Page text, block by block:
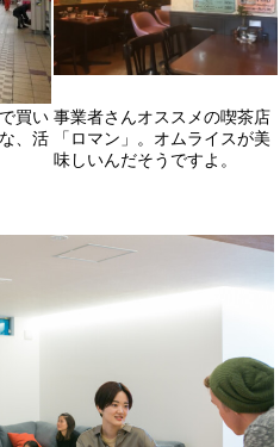
買い
、活
事業者さんオススメの喫茶店
「ロマン」。オムライスが美
味しいんだそうですよ。